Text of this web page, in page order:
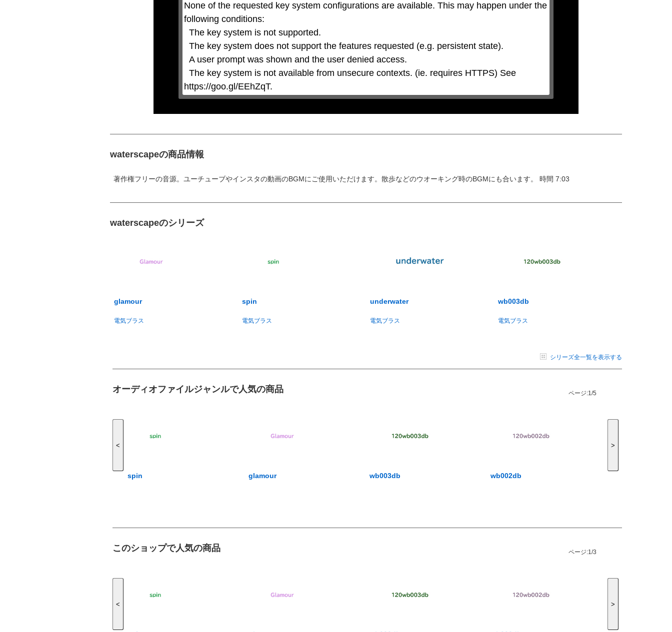
None of the requested key system configurations are available. This may happen under the
following conditions:
https://goo.gl/EEhZqT.
waterscapeの商品情報
著作権フリーの音源。ユーチューブやインスタの動画のBGMにご使用いただけます。散歩などのウオーキング時のBGMにも合います。 時間 7:03
waterscapeのシリーズ
glamour
電気ブラス
spin
電気ブラス
underwater
電気ブラス
wb003db
電気ブラス
シリーズ全一覧を表示する
オーディオファイルジャンルで人気の商品 ページ:1/5
<
spin glamour wb003db wb002db
>
このショップで人気の商品 ページ:1/3
< >